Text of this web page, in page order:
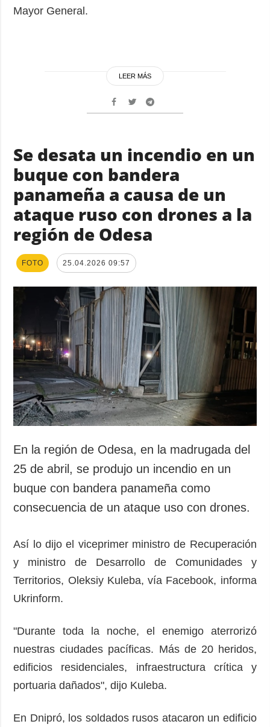
Mayor General.
LEER MÁS
Se desata un incendio en un
buque con bandera
panameña a causa de un
ataque ruso con drones a la
región de Odesa
FOTO 25.04.2026 09:57
En la región de Odesa, en la madrugada del
25 de abril, se produjo un incendio en un
buque con bandera panameña como
consecuencia de un ataque uso con drones.
Así lo dijo el viceprimer ministro de Recuperación
y ministro de Desarrollo de Comunidades y
Territorios, Oleksiy Kuleba, vía Facebook, informa
Ukrinform.
"Durante toda la noche, el enemigo aterrorizó
nuestras ciudades pacíficas. Más de 20 heridos,
edificios residenciales, infraestructura crítica y
portuaria dañados", dijo Kuleba.
En Dnipró, los soldados rusos atacaron un edificio